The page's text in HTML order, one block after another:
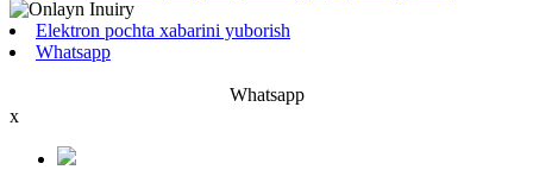
Elektron pochta xabarini yuborish
Whatsapp
Whatsapp
x